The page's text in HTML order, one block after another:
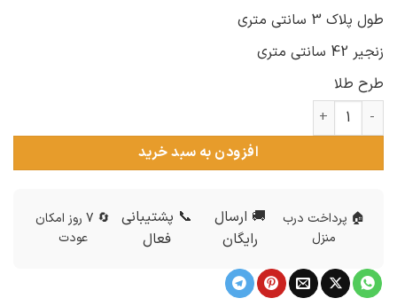
طول پلاک 3 سانتی متری
زنجیر 42 سانتی متری
طرح طلا
گردنبند دو اسمی نقره سحر و علیرضا عدد
افزودن به سبد خرید
🏠 پرداخت درب
منزل
🚚 ارسال
رایگان
📞 پشتیبانی
فعال
🔄 7 روز امکان
عودت